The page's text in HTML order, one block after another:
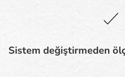
Sistem değiştirmeden